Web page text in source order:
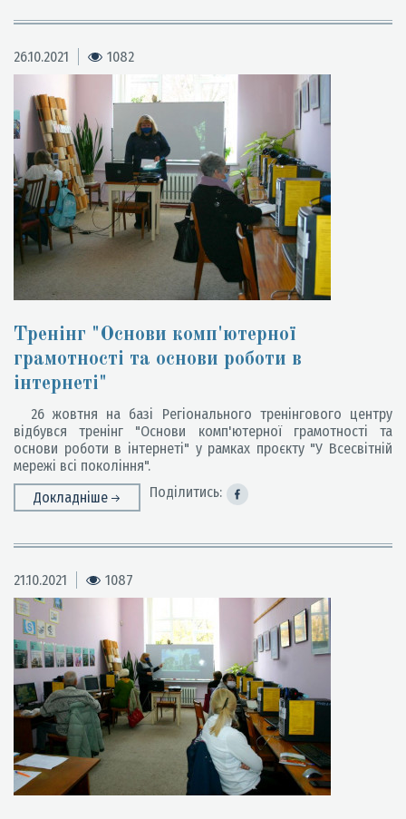
26.10.2021 1082
Тренінг "Основи комп'ютерної
грамотності та основи роботи в
інтернеті"
26 жовтня на базі Регіонального тренінгового центру
відбувся тренінг "Основи комп'ютерної грамотності та
основи роботи в інтернеті" у рамках проєкту "У Всесвітній
мережі всі покоління".
Докладніше
Поділитись:
21.10.2021 1087